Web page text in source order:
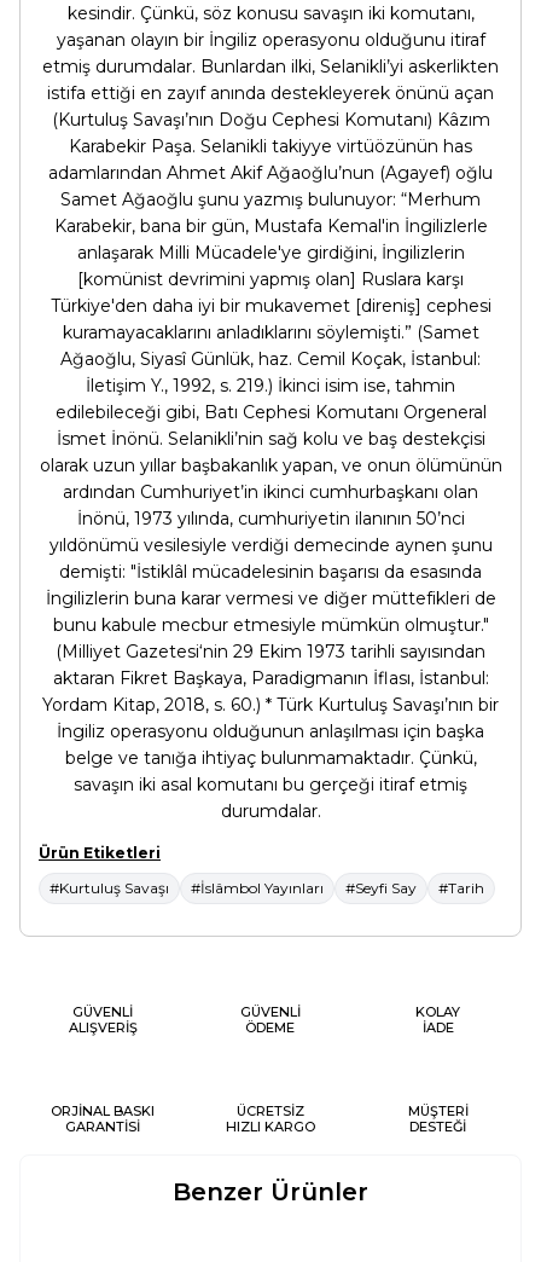
kesindir. Çünkü, söz konusu savaşın iki komutanı,
yaşanan olayın bir İngiliz operasyonu olduğunu itiraf
etmiş durumdalar. Bunlardan ilki, Selanikli’yi askerlikten
istifa ettiği en zayıf anında destekleyerek önünü açan
(Kurtuluş Savaşı’nın Doğu Cephesi Komutanı) Kâzım
Karabekir Paşa. Selanikli takiyye virtüözünün has
adamlarından Ahmet Akif Ağaoğlu’nun (Agayef) oğlu
Samet Ağaoğlu şunu yazmış bulunuyor: “Merhum
Karabekir, bana bir gün, Mustafa Kemal'in İngilizlerle
anlaşarak Milli Mücadele'ye girdiğini, İngilizlerin
[komünist devrimini yapmış olan] Ruslara karşı
Türkiye'den daha iyi bir mukavemet [direniş] cephesi
kuramayacaklarını anladıklarını söylemişti.” (Samet
Ağaoğlu, Siyasî Günlük, haz. Cemil Koçak, İstanbul:
İletişim Y., 1992, s. 219.) İkinci isim ise, tahmin
edilebileceği gibi, Batı Cephesi Komutanı Orgeneral
İsmet İnönü. Selanikli’nin sağ kolu ve baş destekçisi
olarak uzun yıllar başbakanlık yapan, ve onun ölümünün
ardından Cumhuriyet’in ikinci cumhurbaşkanı olan
İnönü, 1973 yılında, cumhuriyetin ilanının 50’nci
yıldönümü vesilesiyle verdiği demecinde aynen şunu
demişti: "İstiklâl mücadelesinin başarısı da esasında
İngilizlerin buna karar vermesi ve diğer müttefikleri de
bunu kabule mecbur etmesiyle mümkün olmuştur."
(Milliyet Gazetesi‘nin 29 Ekim 1973 tarihli sayısından
aktaran Fikret Başkaya, Paradigmanın İflası, İstanbul:
Yordam Kitap, 2018, s. 60.) * Türk Kurtuluş Savaşı’nın bir
İngiliz operasyonu olduğunun anlaşılması için başka
belge ve tanığa ihtiyaç bulunmamaktadır. Çünkü,
savaşın iki asal komutanı bu gerçeği itiraf etmiş
durumdalar.
Ürün Etiketleri
#Kurtuluş Savaşı
#İslâmbol Yayınları #Seyfi Say #Tarih
GÜVENLİ
ALIŞVERİŞ
GÜVENLİ
ÖDEME
KOLAY
İADE
ORJİNAL BASKI
GARANTİSİ
ÜCRETSİZ
HIZLI KARGO
MÜŞTERİ
DESTEĞİ
Benzer Ürünler